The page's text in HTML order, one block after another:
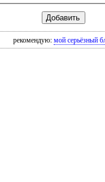
рекомендую: мой серьёзный